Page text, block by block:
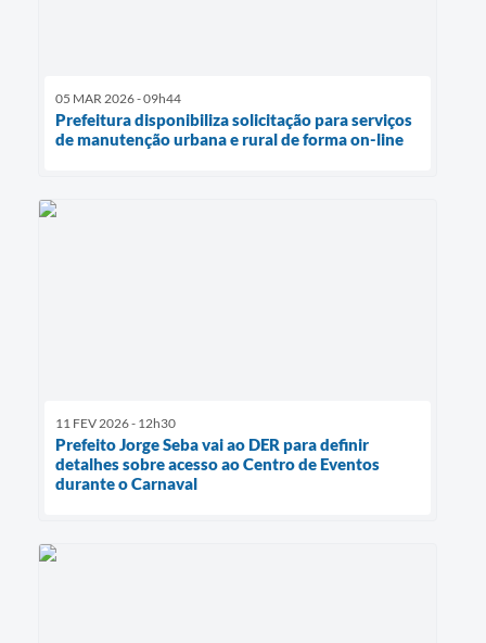
05 MAR 2026 - 09h44
Prefeitura disponibiliza solicitação para serviços
de manutenção urbana e rural de forma on-line
11 FEV 2026 - 12h30
Prefeito Jorge Seba vai ao DER para definir
detalhes sobre acesso ao Centro de Eventos
durante o Carnaval